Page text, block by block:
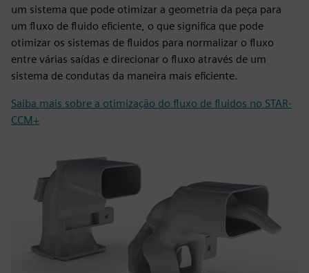
um sistema que pode otimizar a geometria da peça para
um fluxo de fluido eficiente, o que significa que pode
otimizar os sistemas de fluidos para normalizar o fluxo
entre várias saídas e direcionar o fluxo através de um
sistema de condutas da maneira mais eficiente.
Saiba mais sobre a otimização do fluxo de fluidos no STAR-
CCM+